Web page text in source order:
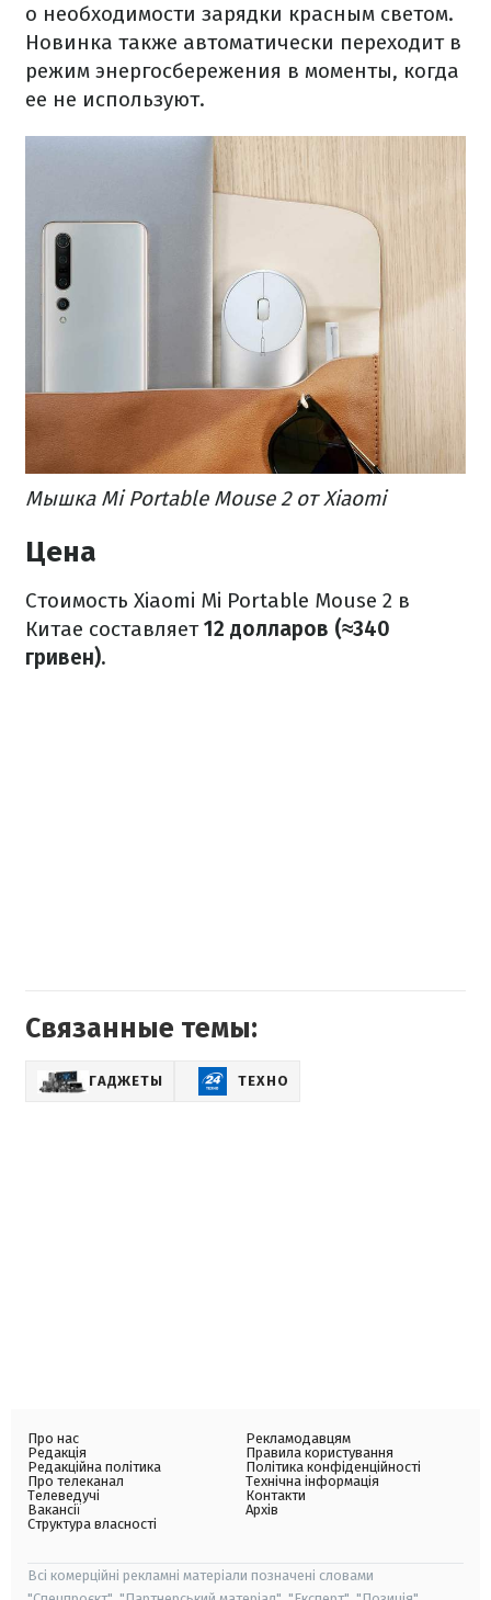
о необходимости зарядки красным светом.
Новинка также автоматически переходит в
режим энергосбережения в моменты, когда
ее не используют.
Мышка Mi Portable Mouse 2 от Xiaomi
Цена
Стоимость Xiaomi Mi Portable Mouse 2 в
Китае составляет12 долларов (≈340
гривен).
Связанные темы:
ГАДЖЕТЫ ТЕХНО
Про нас
Редакція
Редакційна політика
Про телеканал
Телеведучі
Вакансії
Структура власності
Рекламодавцям
Правила користування
Політика конфіденційності
Технічна інформація
Контакти
Архів
Всі комерційні рекламні матеріали позначені словами